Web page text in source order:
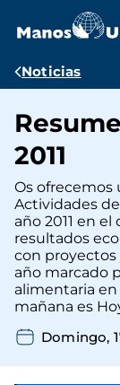
contenido
Ruta
Noticias
2011
Os ofrecemos
Actividades
año 2011 en
resultados
con proyectos
año marcado
alimentaria en
mañana es
Domingo,